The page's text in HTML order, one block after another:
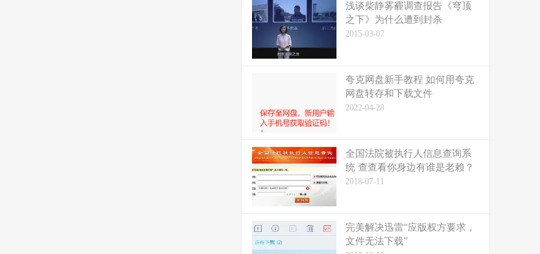
浅谈柴静雾霾调查报告《穹顶
之下》为什么遭到封杀
2015-03-07
夸克网盘新手教程 如何用夸克
网盘转存和下载文件
2022-04-28
全国法院被执行人信息查询系
统 查查看你身边有谁是老赖？
2018-07-11
完美解决迅雷“应版权方要求，
文件无法下载”